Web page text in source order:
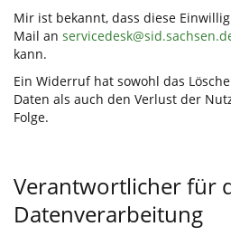
Mir ist bekannt, dass diese
Mail an
kann.
Ein Widerruf hat sowohl das
Daten als auch den Verlust der
Folge.
Verantwortlicher für
Datenverarbeitung